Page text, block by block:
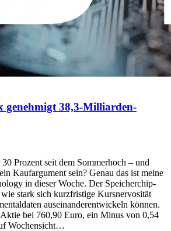
38,3-Milliarden-
Prozent seit dem Sommerhoch – und
Kaufargument sein? Genau das ist meine
in dieser Woche. Der Speicherchip-
stark sich kurzfristige Kursnervosität
auseinanderentwickeln können.
bei 760,90 Euro, ein Minus von 0,54
Wochensicht…